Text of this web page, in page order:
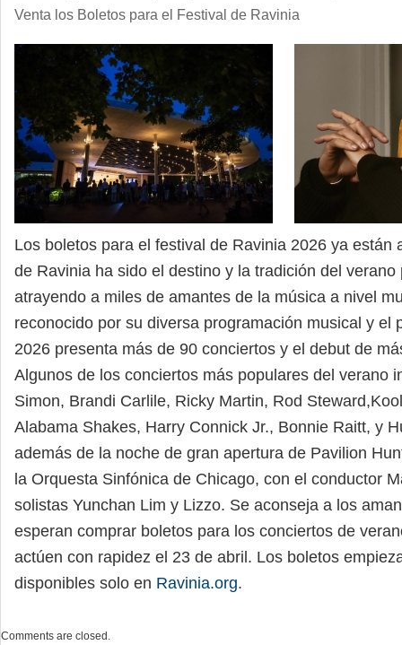
Venta los Boletos para el Festival de Ravinia
Los boletos para el festival de Ravinia 2026 ya están
de Ravinia ha sido el destino y la tradición del
atrayendo a miles de amantes de la música a nivel
reconocido por su diversa programación musical y el
2026 presenta más de 90 conciertos y el debut de
Algunos de los conciertos más populares del verano
Simon, Brandi Carlile, Ricky Martin, Rod
Alabama Shakes, Harry Connick Jr., Bonnie Raitt, y
además de la noche de gran apertura de Pavilion
la Orquesta Sinfónica de Chicago, con el conductor
solistas Yunchan Lim y Lizzo. Se aconseja a los
esperan comprar boletos para los conciertos de
actúen con rapidez el 23 de abril. Los boletos
disponibles solo en Ravinia.org.
Comments are closed.